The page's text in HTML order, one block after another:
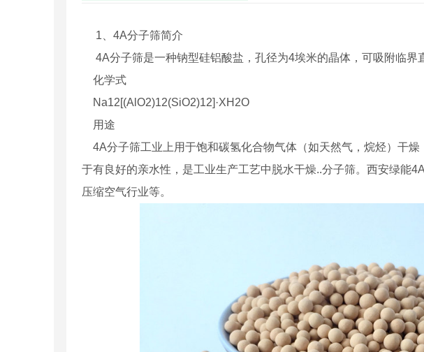
1、4A分子筛简介
4A分子筛是一种钠型硅铝酸盐，孔径为4埃米的晶体，可吸附临界
化学式
Na12[(AlO2)12(SiO2)12]·XH2O
用途
4A分子筛工业上用于饱和碳氢化合物气体（如天然气，烷烃）干
于有良好的亲水性，是工业生产工艺中脱水干燥..分子筛。西安绿能
压缩空气行业等。